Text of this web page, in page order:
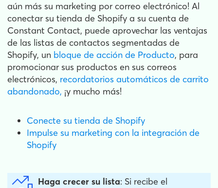
aún más su marketing por correo electrónico! Al
conectar su tienda de Shopify a su cuenta de
Constant Contact, puede aprovechar las ventajas
de las listas de contactos segmentadas de
Shopify, un bloque de acción de Producto, para
promocionar sus productos en sus correos
electrónicos, recordatorios automáticos de carrito
abandonado, ¡y mucho más!
Conecte su tienda de Shopify
Impulse su marketing con la integración de
Shopify
Haga crecer su lista: Si recibe el